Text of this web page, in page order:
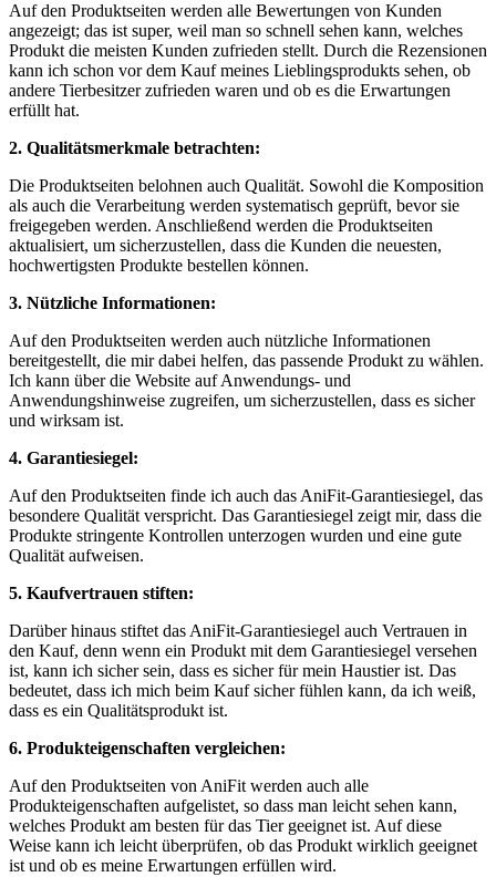
Auf den Produktseiten werden‌ alle ⁢Bewertungen⁣ von Kunden
angezeigt; das ist super, weil man so schnell sehen kann, welches
Produkt ⁤die meisten Kunden zufrieden stellt. Durch ​die‌ Rezensionen
kann ich‌ schon vor dem Kauf meines Lieblingsprodukts ⁣sehen, ob
andere‍ Tierbesitzer zufrieden waren und ob es die Erwartungen
erfüllt hat.
2. Qualitätsmerkmale ⁤betrachten:⁣
Die Produktseiten belohnen auch ‍Qualität.⁢ Sowohl die Komposition
als auch die Verarbeitung werden systematisch geprüft, bevor sie
freigegeben werden. Anschließend‌ werden die Produktseiten
‍aktualisiert, um sicherzustellen, dass die Kunden die ⁣neuesten,
hochwertigsten Produkte bestellen können. ⁢
3.⁤ Nützliche Informationen:
Auf den Produktseiten werden auch nützliche Informationen
bereitgestellt, die mir dabei helfen, das passende Produkt zu wählen.
Ich kann über die Website auf⁤ Anwendungs- ​und
Anwendungshinweise zugreifen,⁣ um sicherzustellen, dass es sicher
und wirksam ist.
4. Garantiesiegel:
Auf den ⁣Produktseiten finde ich auch das AniFit-Garantiesiegel, ‍das
besondere Qualität verspricht. Das Garantiesiegel zeigt mir, dass die
Produkte stringente Kontrollen unterzogen wurden und eine gute
Qualität aufweisen.
5. Kaufvertrauen stiften:
Darüber hinaus stiftet‍ das AniFit-Garantiesiegel auch Vertrauen in
den​ Kauf, denn wenn⁢ ein Produkt mit dem Garantiesiegel versehen
ist, kann ich⁤ sicher sein, dass es‌ sicher für mein Haustier ist. Das
bedeutet,⁤ dass ich mich‍ beim Kauf sicher fühlen ⁢kann, da ich weiß,​
dass es ein Qualitätsprodukt ist.
6. Produkteigenschaften vergleichen:
Auf​ den Produktseiten von AniFit werden auch alle
Produkteigenschaften aufgelistet, ​so ⁣dass⁢ man leicht sehen kann,
welches Produkt am besten für das Tier geeignet ist. Auf diese
Weise kann ich leicht überprüfen, ob das Produkt wirklich geeignet
ist und⁣ ob es ⁣meine Erwartungen erfüllen wird.